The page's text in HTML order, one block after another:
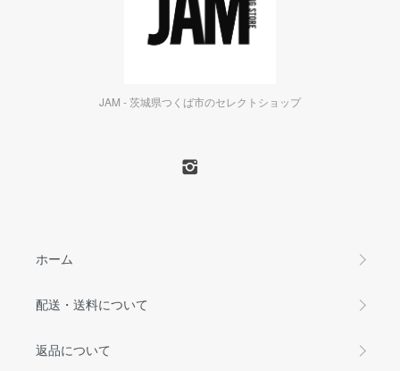
JAM - 茨城県つくば市のセレクトショップ
ホーム
配送・送料について
返品について